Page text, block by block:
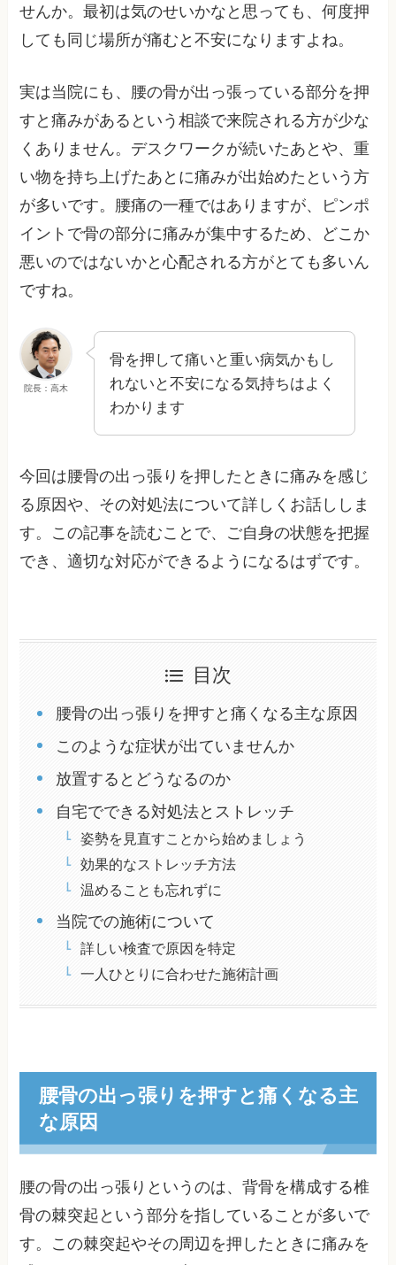
せんか。最初は気のせいかなと思っても、何度押
しても同じ場所が痛むと不安になりますよね。
実は当院にも、腰の骨が出っ張っている部分を押
すと痛みがあるという相談で来院される方が少な
くありません。デスクワークが続いたあとや、重
い物を持ち上げたあとに痛みが出始めたという方
が多いです。腰痛の一種ではありますが、ピンポ
イントで骨の部分に痛みが集中するため、どこか
悪いのではないかと心配される方がとても多いん
ですね。
院長：高木
骨を押して痛いと重い病気かもし
れないと不安になる気持ちはよく
わかります
今回は腰骨の出っ張りを押したときに痛みを感じ
る原因や、その対処法について詳しくお話ししま
す。この記事を読むことで、ご自身の状態を把握
でき、適切な対応ができるようになるはずです。
目次
腰骨の出っ張りを押すと痛くなる主な原因
このような症状が出ていませんか
放置するとどうなるのか
自宅でできる対処法とストレッチ
姿勢を見直すことから始めましょう
効果的なストレッチ方法
温めることも忘れずに
当院での施術について
詳しい検査で原因を特定
一人ひとりに合わせた施術計画
腰骨の出っ張りを押すと痛くなる主
な原因
腰の骨の出っ張りというのは、背骨を構成する椎
骨の棘突起という部分を指していることが多いで
す。この棘突起やその周辺を押したときに痛みを